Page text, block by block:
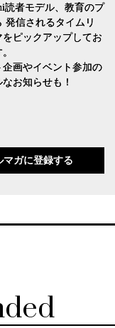
読者モデル、教育のプ
発信されるタイムリ
をピックアップしてお
企画やイベント参加の
お知らせも！
マガに登録する